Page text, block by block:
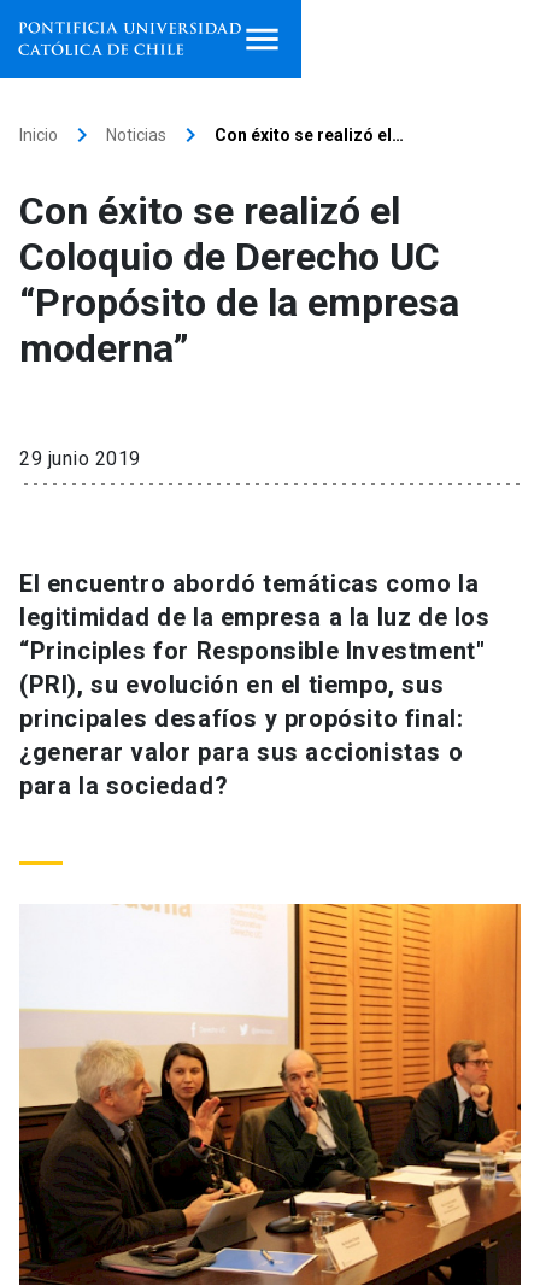
Facultades, escuelas e
institutos
Investigación
Información para keyboard_arrow_down
Futuros estudiantes
Estudiantes
Académicos
Personal
launch
Go to english site launch
ACCESOS DIRECTOS
Admisión launch
Donaciones launch
Inicio keyboard_arrow_right Noticias keyboard_arrow_right Con éxito se realizó el…
Con éxito se realizó el
Coloquio de Derecho UC
“Propósito de la empresa
moderna”
29 junio 2019
El encuentro abordó temáticas como la
legitimidad de la empresa a la luz de los
“Principles for Responsible Investment"
(PRI), su evolución en el tiempo, sus
principales desafíos y propósito final:
¿generar valor para sus accionistas o
para la sociedad?